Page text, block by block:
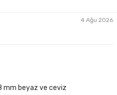
4 Ağu 2026
mm beyaz ve ceviz